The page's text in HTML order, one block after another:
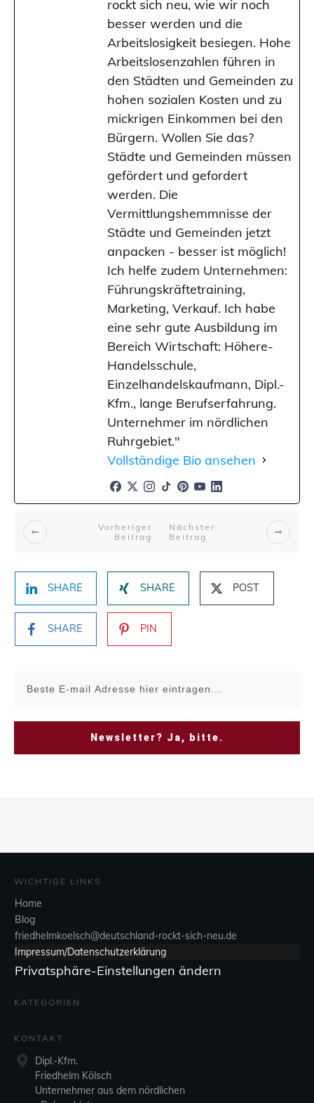
rockt sich neu, wie wir noch
besser werden und die
Arbeitslosigkeit besiegen. Hohe
Arbeitslosenzahlen führen in
den Städten und Gemeinden zu
hohen sozialen Kosten und zu
mickrigen Einkommen bei den
Bürgern. Wollen Sie das?
Städte und Gemeinden müssen
gefördert und gefordert
werden. Die
Vermittlungshemmnisse der
Städte und Gemeinden jetzt
anpacken - besser ist möglich!
Ich helfe zudem Unternehmen:
Führungskräftetraining,
Marketing, Verkauf. Ich habe
eine sehr gute Ausbildung im
Bereich Wirtschaft: Höhere-
Handelsschule,
Einzelhandelskaufmann, Dipl.-
Kfm., lange Berufserfahrung.
Unternehmer im nördlichen
Ruhrgebiet."
Vollständige Bio ansehen
Vorheriger
Beitrag
Nächster
Beitrag
SHARE SHARE POST
SHARE PIN
Newsletter? Ja, bitte.
WICHTIGE LINKS
Home
Blog
friedhelmkoelsch@deutschland-rockt-sich-neu.de
Impressum/Datenschutzerklärung
Privatsphäre-Einstellungen ändern
KATEGORIEN
KONTAKT
Dipl.-Kfm.
Friedhelm Kölsch
Unternehmer aus dem nördlichen